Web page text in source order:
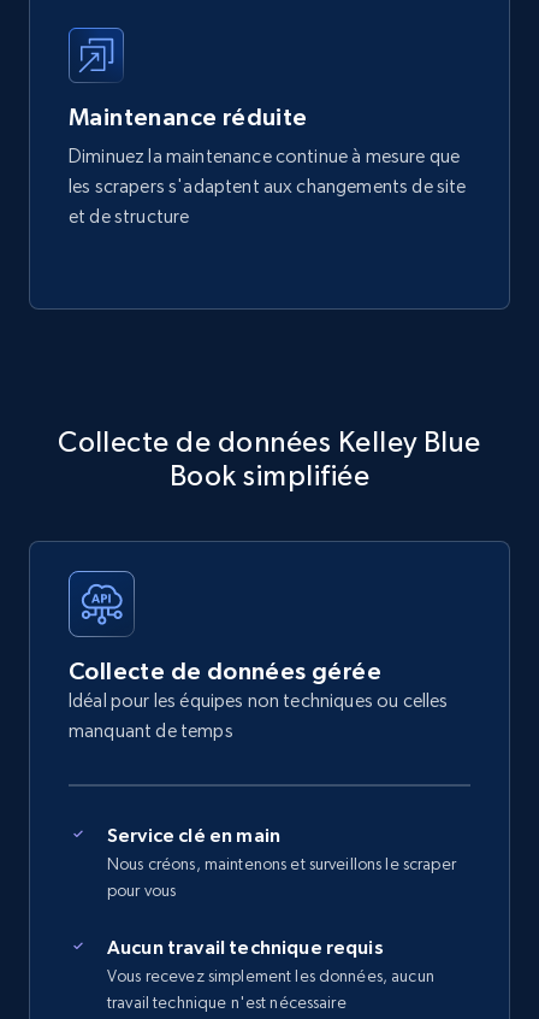
Maintenance réduite
Diminuez la maintenance continue à mesure que
les scrapers s'adaptent aux changements de site
et de structure
Collecte de données Kelley Blue
Book simplifiée
Collecte de données gérée
Idéal pour les équipes non techniques ou celles
manquant de temps
Service clé en main
Nous créons, maintenons et surveillons le scraper
pour vous
Aucun travail technique requis
Vous recevez simplement les données, aucun
travail technique n'est nécessaire